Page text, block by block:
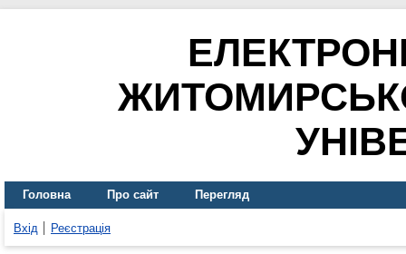
Головна Про сайт Перегляд
Вхід Реєстрація